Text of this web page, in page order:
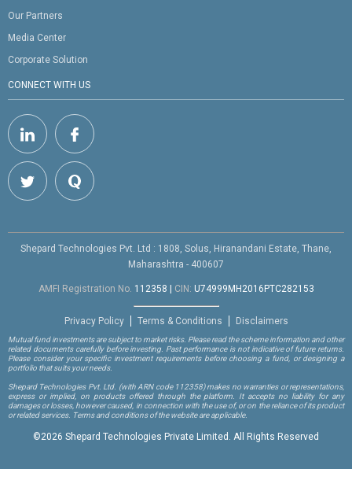
Our Partners
Media Center
Corporate Solution
CONNECT WITH US
Shepard Technologies Pvt. Ltd : 1808, Solus, Hiranandani Estate, Thane,
Maharashtra - 400607
AMFI Registration No. 112358 | CIN: U74999MH2016PTC282153
Privacy Policy Terms & Conditions Disclaimers
Mutual fund investments are subject to market risks. Please read the scheme information and other
related documents carefully before investing. Past performance is not indicative of future returns.
Please consider your specific investment requirements before choosing a fund, or designing a
portfolio that suits your needs.
Shepard Technologies Pvt. Ltd. (with ARN code 112358)makes no warranties or representations,
express or implied, on products offered through the platform. It accepts no liability for any
damages or losses, however caused, in connection with the use of, or on the reliance of its product
or related services. Terms and conditions of the website are applicable.
©2026 Shepard Technologies Private Limited. All Rights Reserved